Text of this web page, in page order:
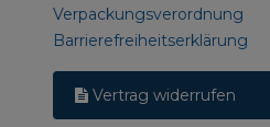
Verpackungsverordnung
Barrierefreiheitserklärung
Vertrag widerrufen